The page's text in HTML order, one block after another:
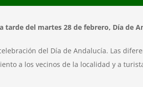
tarde del martes 28 de febrero, Día de
del Día de Andalucía. Las
a los vecinos de la localidad y a